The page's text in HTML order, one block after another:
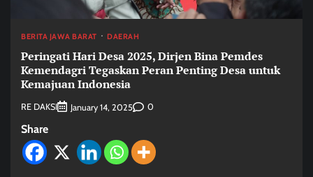
BERITA JAWA BARAT DAERAH
Peringati Hari Desa 2025, Dirjen Bina Pemdes
Kemendagri Tegaskan Peran Penting Desa untuk
Kemajuan Indonesia
RE DAKSI January 14, 2025 0
Share